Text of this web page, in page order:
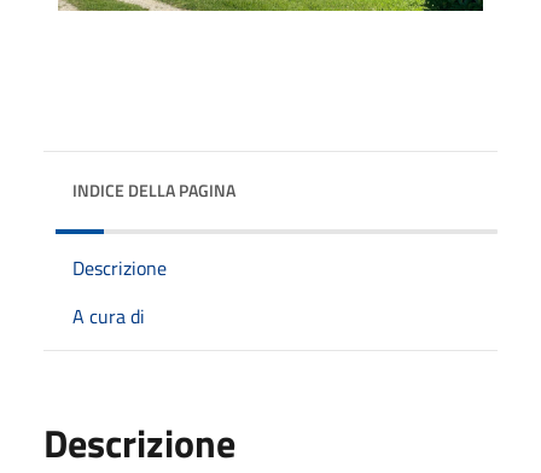
INDICE DELLA PAGINA
Descrizione
A cura di
Descrizione